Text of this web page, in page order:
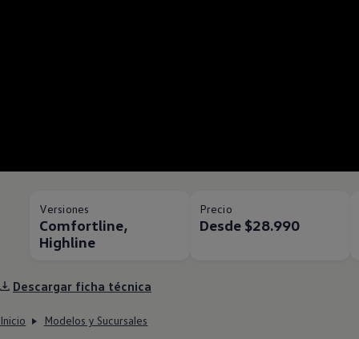
Versiones
Comfortline,
Highline
Precio
Desde $28.990
Descargar ficha técnica
Inicio Modelos y Sucursales